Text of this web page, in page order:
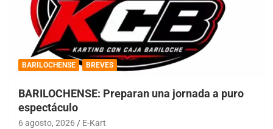
BARILOCHENSE BREVES
BARILOCHENSE: Preparan una jornada a puro
espectáculo
6 agosto, 2026 E-Kart